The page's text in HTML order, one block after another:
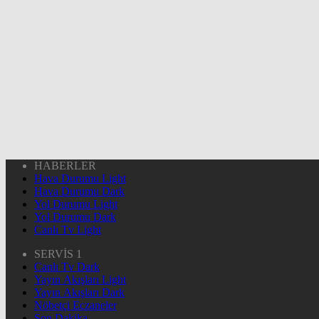
HABERLER
Hava Durumu Light
Hava Durumu Dark
Yol Durumu Light
Yol Durumu Dark
Canlı Tv Light
SERVİS 1
Canlı Tv Dark
Yayın Akışları Light
Yayın Akışları Dark
Nöbetçi Eczaneler